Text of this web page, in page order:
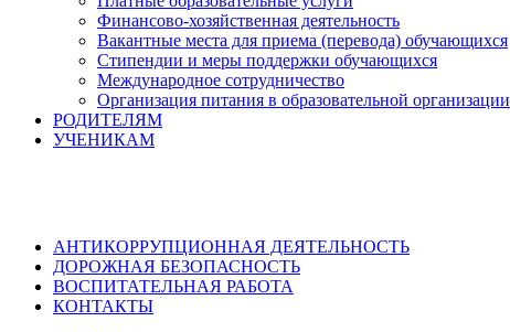
Финансово-хозяйственная деятельность
Вакантные места для приема (перевода) обучающихся
Стипендии и меры поддержки обучающихся
Международное сотрудничество
Организация питания в образовательной организации
РОДИТЕЛЯМ
УЧЕНИКАМ
АНТИКОРРУПЦИОННАЯ ДЕЯТЕЛЬНОСТЬ
ДОРОЖНАЯ БЕЗОПАСНОСТЬ
ВОСПИТАТЕЛЬНАЯ РАБОТА
КОНТАКТЫ